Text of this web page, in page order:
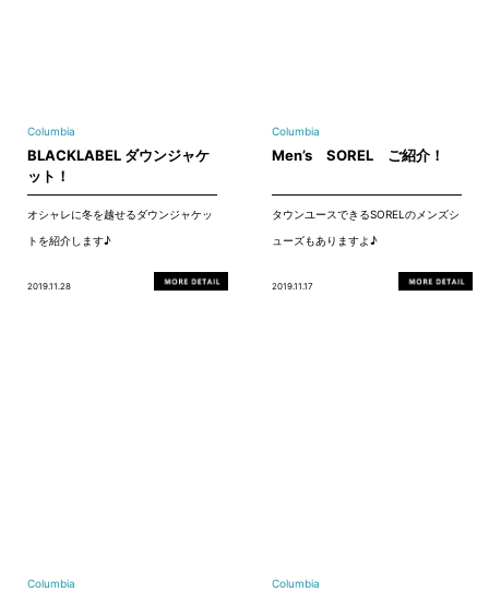
Columbia
BLACKLABEL ダウンジャケ
ット！
オシャレに冬を越せるダウンジャケッ
トを紹介します♪
2019.11.28
Columbia
Men’s SOREL ご紹介！
タウンユースできるSORELのメンズシ
ューズもありますよ♪
2019.11.17
Columbia Columbia